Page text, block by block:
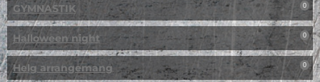
GYMNASTIK 0
Halloween night 0
Helg arrangemang 0